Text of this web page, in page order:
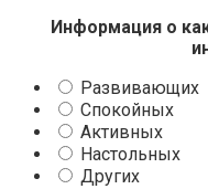
Информация о
Развивающих
Спокойных
Активных
Настольных
Других